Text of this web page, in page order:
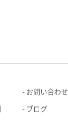
お問い合わせ
ブログ